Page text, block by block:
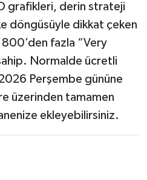
grafikleri, derin strateji
döngüsüyle dikkat çeken
800’den fazla “Very
Normalde ücretli
Perşembe gününe
üzerinden tamamen
ekleyebilirsiniz.